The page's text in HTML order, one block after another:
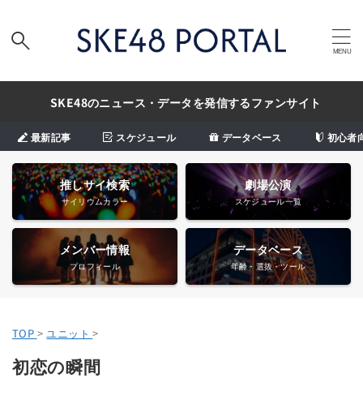
SKE48のニュース・データを発信するファンサイト
最新記事 スケジュール データベース 初心者
推しサイ検索
サイリウムカラー
劇場公演
スケジュール一覧
メンバー情報
プロフィール
データベース
年齢・選抜・ツール
TOP > ユニット >
初恋の瞬間